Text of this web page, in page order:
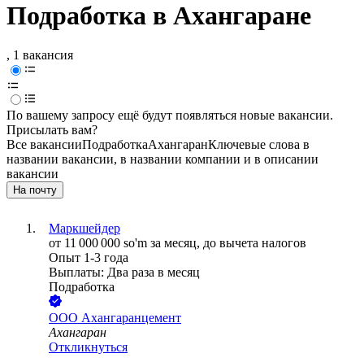
Подработка в Ахангаране
, 1 вакансия
По вашему запросу ещё будут появляться новые вакансии.
Присылать вам?
Все вакансииПодработкаАхангаранКлючевые слова в
названии вакансии, в названии компании и в описании
вакансии
На почту
Маркшейдер
от 11 000 000 so'm за месяц, до вычета налогов
Опыт 1-3 года
Выплаты: Два раза в месяц
Подработка
ООО Ахангаранцемент
Ахангаран
Откликнуться